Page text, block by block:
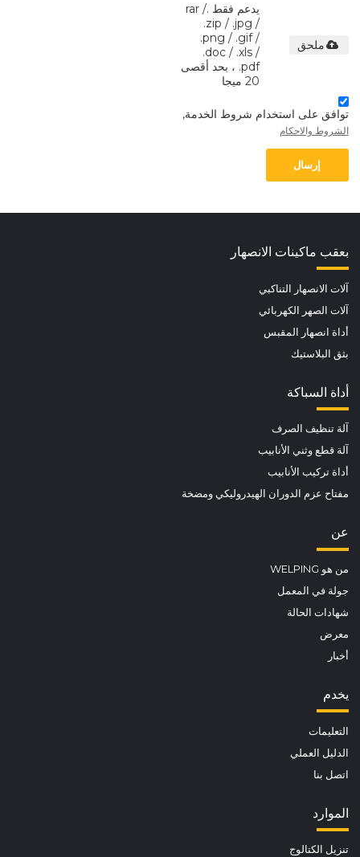
يدعم فقط .rar /
.zip / .jpg /
.png / .gif /
.doc / .xls /
.pdf ، بحد أقصى
20 ميجا
ملحق
توافق على استخدام شروط الخدمة,
الشروط والاحكام
إرسال
بعقب ماكينات الانصهار
آلات الانصهار التناكبي
آلات الصهر الكهربائي
أداة انصهار المقبس
بثق البلاستيك
أداة السباكة
آلة تنظيف الصرف
آلة قطع وثني الأنابيب
أداة تركيب الأنابيب
مفتاح عزم الدوران الهيدروليكي ومضخة
عن
من هو WELPING
جولة في المعمل
شهادات الحالة
معرض
أخبار
يخدم
التعليمات
الدليل العملي
اتصل بنا
الموارد
تنزيل الكتالوج